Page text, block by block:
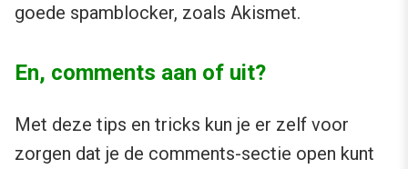
goede spamblocker, zoals Akismet.
En, comments aan of uit?
Met deze tips en tricks kun je er zelf voor
zorgen dat je de comments-sectie open kunt